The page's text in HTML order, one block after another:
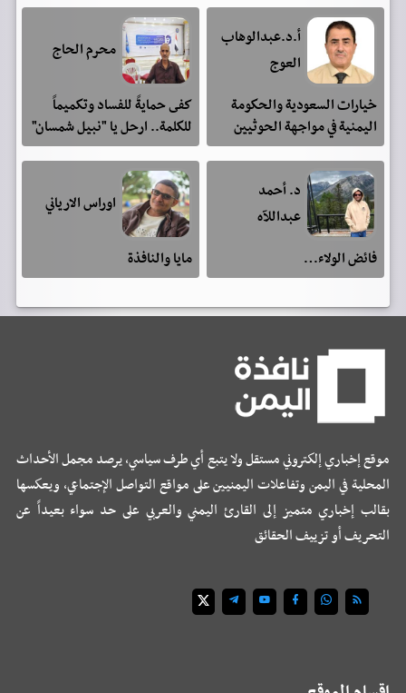
أ.د.عبدالوهاب
العوج
خيارات السعودية والحكومة
اليمنية في مواجهة الحوثيين
محرم الحاج
كفى حمايةً للفساد وتكميماً
للكلمة.. ارحل يا "نبيل شمسان"
د. أحمد
عبداللآه
فائض الولاء…
اوراس الارياني
مايا والنافذة
موقع إخباري إلكتروني مستقل ولا يتبع أي طرف سياسي، يرصد مجمل الأحداث
المحلية في اليمن وتفاعلات اليمنيين على مواقع التواصل الإجتماعي، ويعكسها
بقالب إخباري متميز إلى القارئ اليمني والعربي على حد سواء بعيداً عن
التحريف أو تزييف الحقائق